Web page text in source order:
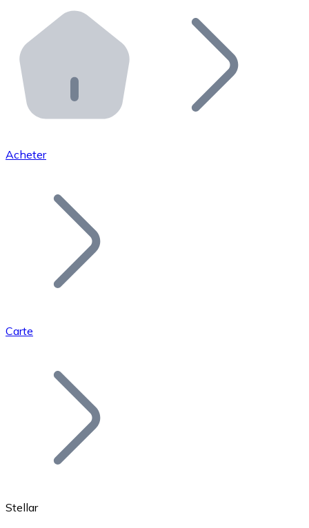
Distributeurs automatiques Bitnovo
Intégrez un ATM Bitnovo dans votre entreprise et
API Bitnovo
Intégrez notre API dans votre écosystème.
Rejoignez notre réseau de distributeurs et
Ajoutez le token de votre projet à notre service
Bitcoin
Acheter
Carte
Stellar